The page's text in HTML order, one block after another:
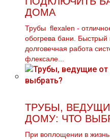
ДОМА
Трубы flехalеn -
обогрева бани.
долговечная работа
флексале...
ТРУБЫ,
ДОМУ: ЧТО
При воплощении в жизнь